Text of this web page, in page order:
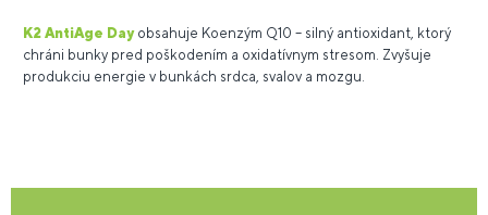
K2 AntiAge Day obsahuje Koenzým Q10 – silný antioxidant, ktorý
chráni bunky pred poškodením a oxidatívnym stresom. Zvyšuje
produkciu energie v bunkách srdca, svalov a mozgu.